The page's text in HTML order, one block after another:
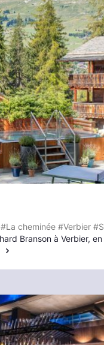
#La cheminée #Verbier
Branson à Verbier,